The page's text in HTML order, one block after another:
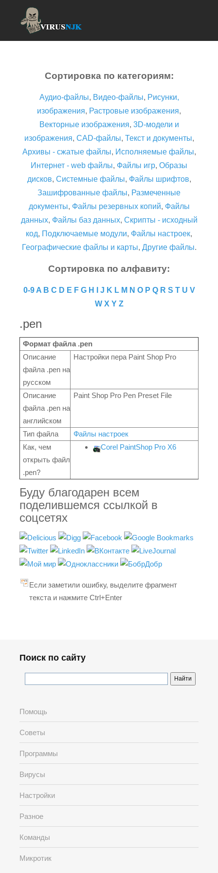
Сортировка по категориям:
Аудио-файлы, Видео-файлы, Рисунки,
изображения, Растровые изображения,
Векторные изображения, 3D-модели и
изображения, CAD-файлы, Текст и документы,
Архивы - сжатые файлы, Исполняемые файлы,
Интернет - web файлы, Файлы игр, Образы
дисков, Системные файлы, Файлы шрифтов,
Зашифрованные файлы, Размеченные
документы, Файлы резервных копий, Файлы
данных, Файлы баз данных, Скрипты - исходный
код, Подключаемые модули, Файлы настроек,
Географические файлы и карты, Другие файлы.
Сортировка по алфавиту:
0-9 A B C D E F G H J K L M N O P Q R S T U V
W X Y Z
.pen
Формат файла .pen
Описание
файла .pen на
русском
Настройки пера Paint Shop Pro
Описание
файла .pen на
английском
Paint Shop Pro Pen Preset File
Тип файла
Файлы настроек
Как, чем
открыть файл
.pen?
Corel PaintShop Pro X6
Буду благодарен всем
поделившемся ссылкой в
соцсетях
Если заметили ошибку, выделите фрагмент
текста и нажмите Ctrl+Enter
Поиск по сайту
Помощь
Советы
Программы
Вирусы
Настройки
Разное
Команды
Микротик